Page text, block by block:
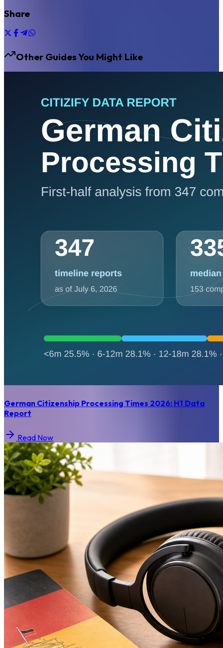
Share
Other Guides You Might Like
German Citizenship Processing Times 2026: H1 Data
Report
Read Now